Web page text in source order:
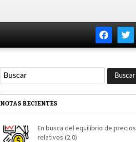
facebooktwitter
NOTAS RECIENTES
En busca del equilibrio de precios
relativos (2.0)